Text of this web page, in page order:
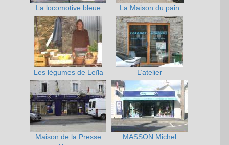
La locomotive bleue La Maison du pain
Les légumes de Leïla L’atelier
Maison de la Presse
MASSON Michel